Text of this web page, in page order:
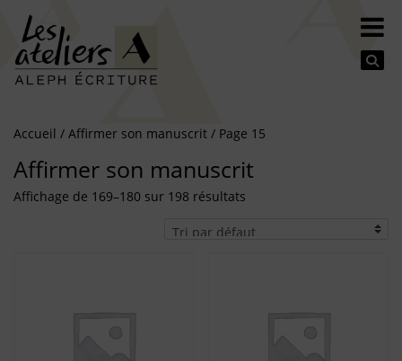
Accueil / Affirmer son manuscrit / Page 15
Affirmer son manuscrit
Affichage de 169–180 sur 198 résultats